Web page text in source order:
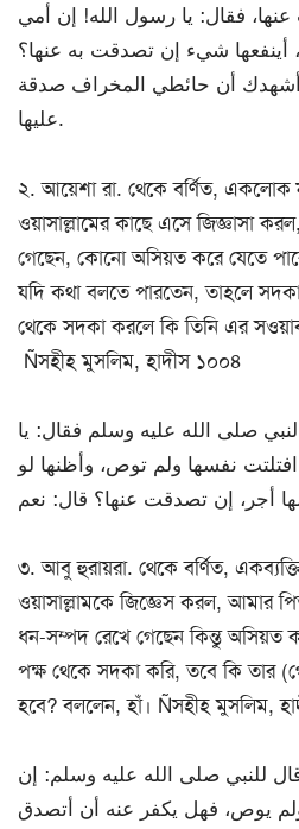
فقال: يا رسول الله! إن أمي
أينفعها شيء إن تصدقت به عنها؟
أشهدك أن حائطي المخراف صدقة
عليها.
২. আয়েশা রা. থেকে বর্ণিত, একলোক
ওয়াসাল্লামের কাছে এসে জিজ্ঞাসা
গেছেন, কোনো অসিয়ত করে যেতে
যদি কথা বলতে পারতেন, তাহলে
থেকে সদকা করলে কি তিনি এর
Ñসহীহ মুসলিম, হাদীস ১০০৪
صلى الله عليه وسلم فقال: يا
نفسها ولم توص، وأظنها لو
৩. আবু হুরায়রা. থেকে বর্ণিত, একব্যক্তি
ওয়াসাল্লামকে জিজ্ঞেস করল, আমার
ধন-সম্পদ রেখে গেছেন কিন্তু অসিয়ত
পক্ষ থেকে সদকা করি, তবে কি তার
হবে? বললেন, হাঁ। Ñসহীহ মুসলিম,
للنبي صلى الله عليه وسلم: إن
يوص، فهل يكفر عنه أن أتصدق